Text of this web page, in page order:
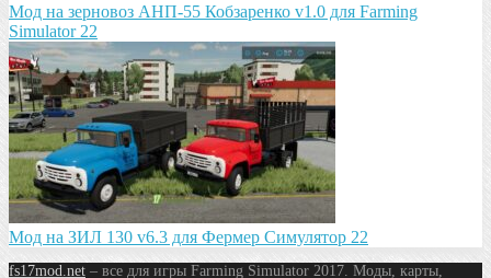
Мод на зeрновоз АНП-55 Кобзарeнко v1.0 для Farming
Simulator 22
Мод на ЗИЛ 130 v6.3 для Фермер Симулятор 22
fs17mod.net – все для игры Farming Simulator 2017. Моды, карты,